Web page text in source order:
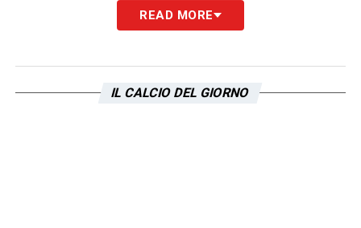
READ MORE
IL CALCIO DEL GIORNO